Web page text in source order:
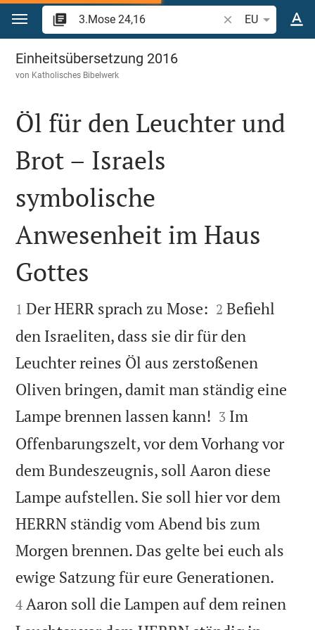
Zum Inhalt springen
Bibelstelle oder
EU
3.Mose 24
Einheitsübersetzung 2016
von Katholisches Bibelwerk

Öl für den Leuchter und
Brot – Israels
symbolische
Anwesenheit im Haus
Gottes

1 Der HERR sprach zu Mose: 

2 Befiehl
den Israeliten, dass sie dir für den
Leuchter reines Öl aus zerstoßenen
Oliven bringen, damit man ständig eine
Lampe brennen lassen kann! 

3 Im
Offenbarungszelt, vor dem Vorhang vor
dem Bundeszeugnis, soll Aaron diese
Lampe aufstellen. Sie soll hier vor dem
HERRN ständig vom Abend bis zum
Morgen brennen. Das gelte bei euch als
ewige Satzung für eure Generationen.
4 Aaron soll die Lampen auf dem reinen